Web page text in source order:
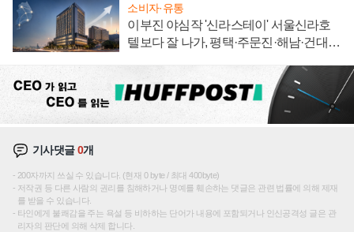
소비자·유통
이부진 야심작 '신라스테이' 서울신라호
텔보다 잘 나가, 평택·주문진·해남·건대로
기사댓글0개
200자까지 쓰실 수 있습니다. (현재 0 byte / 최대 400byte)
저작권 등 다른 사람의 권리를 침해하거나 명예를 훼손하는 댓글은 관련 법률에 의해 제재
를 받을 수 있습니다.
타인에게 불쾌감을 주는 욕설 등 비하하는 단어가 내용에 포함되거나 인신공격성 글은 관
리자의 판단에 의해 삭제 합니다.